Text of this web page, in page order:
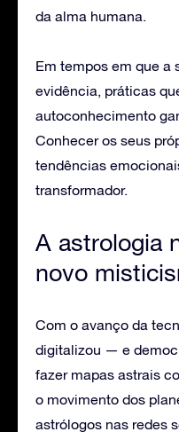
da alma humana.
Em tempos em que a
evidência, práticas
autoconhecimento
Conhecer os seus
tendências
transformador.
A astrologia
novo
Com o avanço da
digitalizou — e
fazer mapas astrais
o movimento dos
astrólogos nas redes